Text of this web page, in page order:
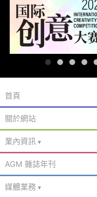
首頁
關於網站
業內資訊
AGM 雜誌年刊
媒體業務